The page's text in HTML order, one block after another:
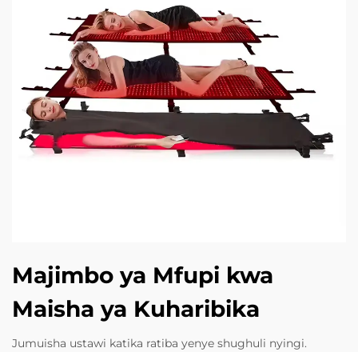
Majimbo ya Mfupi kwa
Maisha ya Kuharibika
Jumuisha ustawi katika ratiba yenye shughuli nyingi.